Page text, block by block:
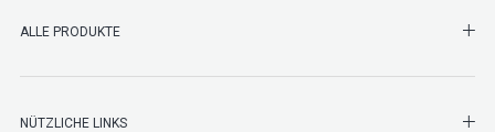
ALLE PRODUKTE
NÜTZLICHE LINKS